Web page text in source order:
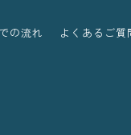
の流れ よくあるご質